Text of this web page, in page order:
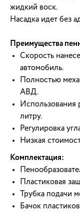
жидкий воск.
Насадка идет без
Преимущества
Скорость
автомобиль.
Полностью
АВД.
Использования
литру.
Регулировка
Низкая
Комплектация:
Пластиковая
Трубка подачи
Бачок